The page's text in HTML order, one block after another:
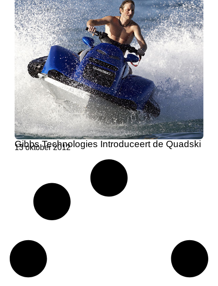
Gibbs Technologies Introduceert de Quadski
13 oktober 2012